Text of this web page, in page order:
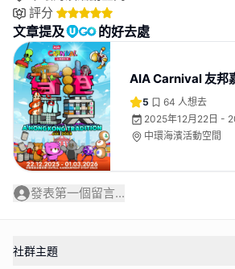
評分
文章提及 的好去處
AIA Carnival 友邦
5 64 人想去
2025年12月22日 -
中環海濱活動空間
發表第一個留言...
社群主題